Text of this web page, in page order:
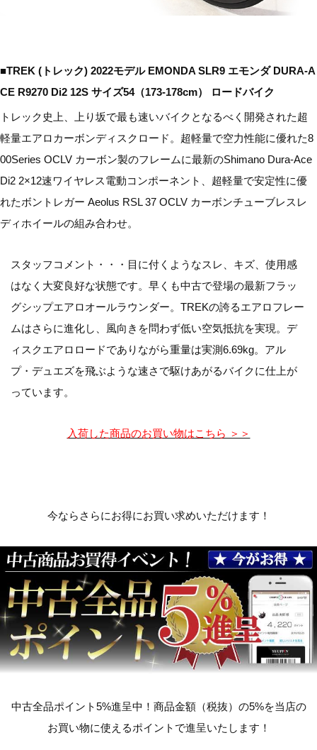
■TREK (トレック) 2022モデル EMONDA SLR9 エモンダ DURA-A
CE R9270 Di2 12S サイズ54（173-178cm） ロードバイク
トレック史上、上り坂で最も速いバイクとなるべく開発された超
軽量エアロカーボンディスクロード。超軽量で空力性能に優れた8
00Series OCLV カーボン製のフレームに最新のShimano Dura-Ace
Di2 2×12速ワイヤレス電動コンポーネント、超軽量で安定性に優
れたボントレガー Aeolus RSL 37 OCLV カーボンチューブレスレ
ディホイールの組み合わせ。
スタッフコメント・・・目に付くようなスレ、キズ、使用感
はなく大変良好な状態です。早くも中古で登場の最新フラッ
グシップエアロオールラウンダー。TREKの誇るエアロフレー
ムはさらに進化し、風向きを問わず低い空気抵抗を実現。デ
ィスクエアロロードでありながら重量は実測6.69kg。アル
プ・デュエズを飛ぶような速さで駆けあがるバイクに仕上が
っています。
入荷した商品のお買い物はこちら ＞＞
今ならさらにお得にお買い求めいただけます！
中古全品ポイント5%進呈中！商品金額（税抜）の5%を当店の
お買い物に使えるポイントで進呈いたします！